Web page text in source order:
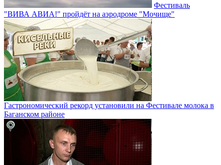
Фестиваль
"ВИВА АВИА!" пройдёт на аэродроме "Мочище"
Гастрономический рекорд установили на Фестивале молока в
Баганском районе